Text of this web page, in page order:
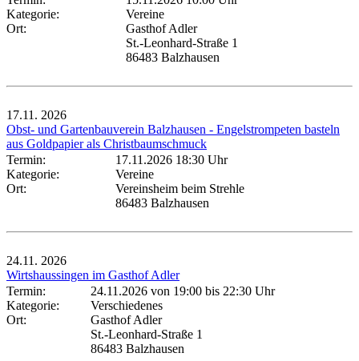
Kategorie:
Vereine
Ort:
Gasthof Adler
St.-Leonhard-Straße 1
86483 Balzhausen
17.11. 2026
Obst- und Gartenbauverein Balzhausen - Engelstrompeten basteln
aus Goldpapier als Christbaumschmuck
Termin:
17.11.2026 18:30 Uhr
Kategorie:
Vereine
Ort:
Vereinsheim beim Strehle
86483 Balzhausen
24.11. 2026
Wirtshaussingen im Gasthof Adler
Termin:
24.11.2026 von 19:00 bis 22:30 Uhr
Kategorie:
Verschiedenes
Ort:
Gasthof Adler
St.-Leonhard-Straße 1
86483 Balzhausen